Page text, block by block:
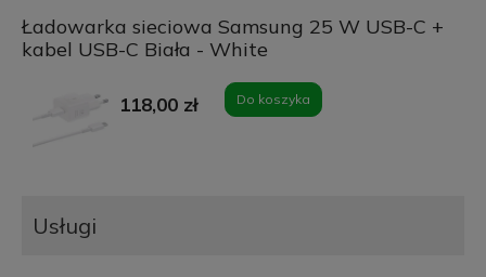
Ładowarka sieciowa Samsung 25 W USB-C +
kabel USB-C Biała - White
118,00 zł Do koszyka
Usługi